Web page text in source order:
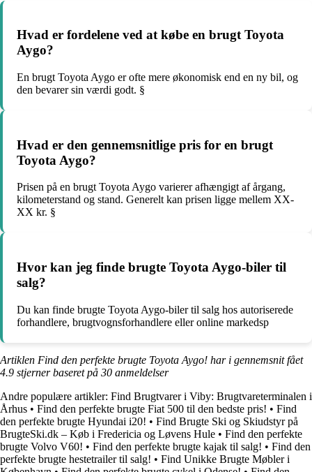
Hvad er fordelene ved at købe en brugt Toyota
Aygo?
En brugt Toyota Aygo er ofte mere økonomisk end en ny bil, og
den bevarer sin værdi godt. §
Hvad er den gennemsnitlige pris for en brugt
Toyota Aygo?
Prisen på en brugt Toyota Aygo varierer afhængigt af årgang,
kilometerstand og stand. Generelt kan prisen ligge mellem XX-
XX kr. §
Hvor kan jeg finde brugte Toyota Aygo-biler til
salg?
Du kan finde brugte Toyota Aygo-biler til salg hos autoriserede
forhandlere, brugtvognsforhandlere eller online markedsp
Artiklen Find den perfekte brugte Toyota Aygo! har i gennemsnit fået
4.9 stjerner baseret på 30 anmeldelser
Andre populære artikler: Find Brugtvarer i Viby: Brugtvareterminalen i
Århus • Find den perfekte brugte Fiat 500 til den bedste pris! • Find
den perfekte brugte Hyundai i20! • Find Brugte Ski og Skiudstyr på
BrugteSki.dk – Køb i Fredericia og Løvens Hule • Find den perfekte
brugte Volvo V60! • Find den perfekte brugte kajak til salg! • Find den
perfekte brugte hestetrailer til salg! • Find Unikke Brugte Møbler i